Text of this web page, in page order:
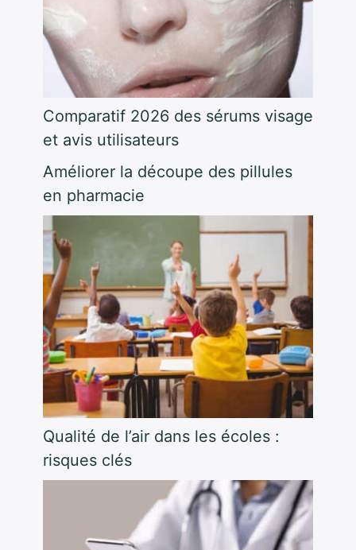
Comparatif 2026 des sérums visage
et avis utilisateurs
Améliorer la découpe des pillules
en pharmacie
Qualité de l’air dans les écoles :
risques clés